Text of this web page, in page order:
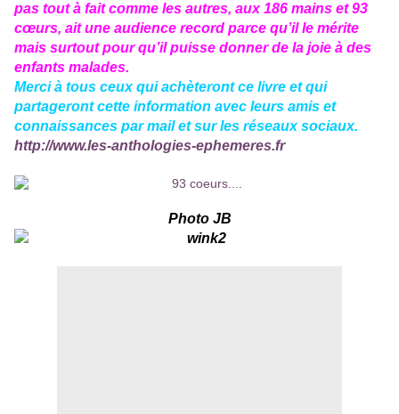
pas tout à fait comme les autres, aux 186 mains et 93
cœurs, ait une audience record parce qu’il le mérite
mais surtout pour qu’il puisse donner de la joie à des
enfants malades.
Merci à tous ceux qui achèteront ce livre et qui
partageront cette information avec leurs amis et
connaissances par mail et sur les réseaux sociaux.
http://www.les-anthologies-ephemeres.fr
Photo JB